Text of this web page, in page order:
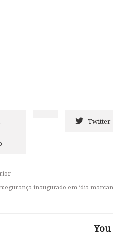
Twitter
inaugurado em ‘dia